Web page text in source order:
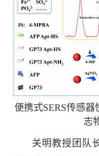
便携式SERS传感
志
关明教授团队